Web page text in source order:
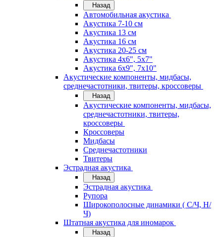
Назад
Автомобильная акустика
Акустика 7-10 см
Акустика 13 см
Акустика 16 см
Акустика 20-25 см
Акустика 4х6", 5х7"
Акустика 6х9", 7х10"
Акустические компоненты, мидбасы,
среднечастотники, твитеры, кроссоверы
Назад
Акустические компоненты, мидбасы,
среднечастотники, твитеры,
кроссоверы
Кроссоверы
Мидбасы
Среднечастотники
Твитеры
Эстрадная акустика
Назад
Эстрадная акустика
Рупора
Широкополосные динамики ( С/Ч, Н/
Ч)
Штатная акустика для иномарок
Назад